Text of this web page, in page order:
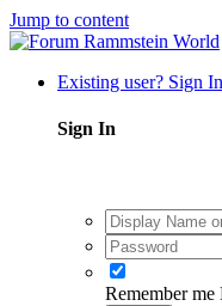
Jump to content
Existing user? Sign In
Sign In
Remember me